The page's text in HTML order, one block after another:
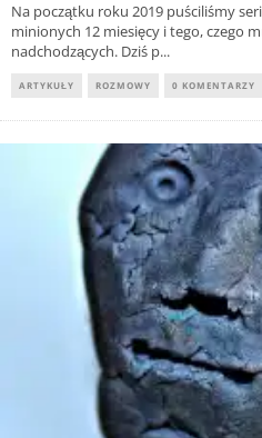
Na początku roku 2019 puściliśmy
minionych 12 miesięcy i tego, czego
nadchodzących. Dziś p...
ARTYKUŁY ROZMOWY 0 KOMENTARZY